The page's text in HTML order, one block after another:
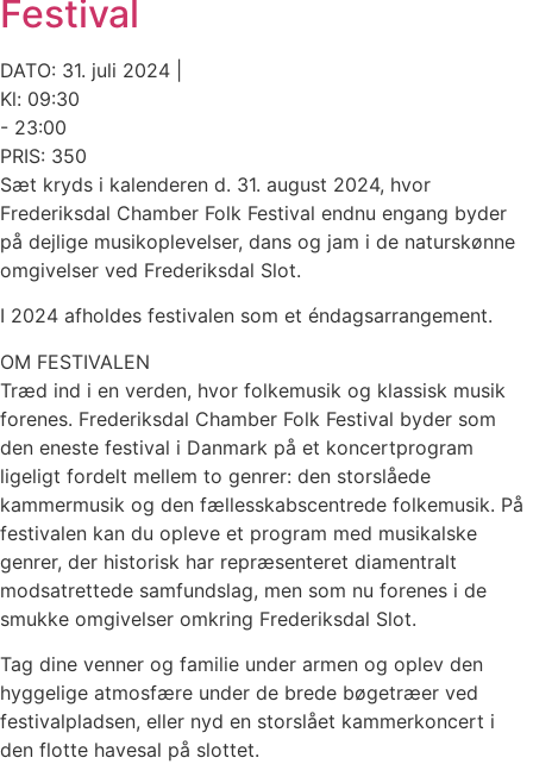
Festival
DATO: 31. juli 2024 |
Kl: 09:30
- 23:00
PRIS: 350
Sæt kryds i kalenderen d. 31. august 2024, hvor
Frederiksdal Chamber Folk Festival endnu engang byder
på dejlige musikoplevelser, dans og jam i de naturskønne
omgivelser ved Frederiksdal Slot.
I 2024 afholdes festivalen som et éndagsarrangement.
OM FESTIVALEN
Træd ind i en verden, hvor folkemusik og klassisk musik
forenes. Frederiksdal Chamber Folk Festival byder som
den eneste festival i Danmark på et koncertprogram
ligeligt fordelt mellem to genrer: den storslåede
kammermusik og den fællesskabscentrede folkemusik. På
festivalen kan du opleve et program med musikalske
genrer, der historisk har repræsenteret diamentralt
modsatrettede samfundslag, men som nu forenes i de
smukke omgivelser omkring Frederiksdal Slot.
Tag dine venner og familie under armen og oplev den
hyggelige atmosfære under de brede bøgetræer ved
festivalpladsen, eller nyd en storslået kammerkoncert i
den flotte havesal på slottet.